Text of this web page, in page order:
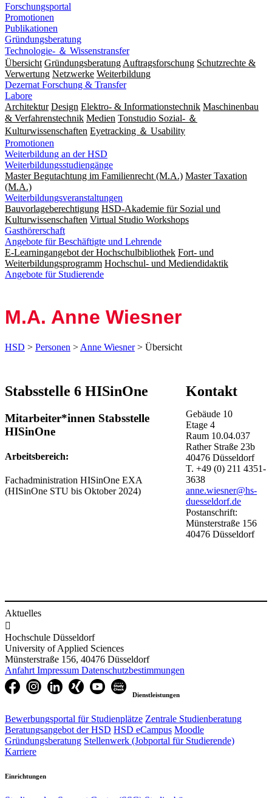
Forschungsportal
Promotionen
Publikationen
Gründungsberatung
Technologie- ＆ Wissenstransfer
Übersicht Gründungsberatung Auftragsforschung Schutzrechte &
Verwertung Netzwerke Weiterbildung
Dezernat Forschung & Transfer
Labore
Architektur Design Elektro- & Informationstechnik Maschinenbau
& Verfahrenstechnik Medien Tonstudio Sozial- ＆
Kulturwissenschaften Eyetracking ＆ Usability
Promotionen
Weiterbildung an der HSD
Weiterbildungsstudiengänge
Master Begutachtung im Familienrecht (M.A.) Master Taxation
(M.A.)
Weiterbildungsveranstaltungen
Bauvorlageberechtigung HSD-Akademie für Sozial und
Kulturwissenschaften Virtual Studio Workshops
Gasthörerschaft
Angebote für Beschäftigte und Lehrende
E-Learningangebot der Hochschulbibliothek Fort- und
Weiterbildungsprogramm Hochschul- und Mediendidaktik
Angebote für Studierende
M.A. Anne Wiesner
HSD > Personen > Anne Wiesner> Übersicht
Stabsstelle 6 HISinOne
Mitarbeiter*innen Stabsstelle
HISinOne
Arbeitsbereich:
Fachadministration HISinOne EXA
(HISinOne STU bis Oktober 2024)
Kontakt
Gebäude 10
Etage4
Raum 10.04.037
Rather Straße 23b
40476Düsseldorf
T.+49 (0) 211 4351-
3638
anne.wiesner@hs-
duesseldorf.de
Postanschrift:
Münsterstraße 156
40476Düsseldorf
Aktuelles

Hochschule Düsseldorf
University of Applied Sciences
Münsterstraße 156, 40476 Düsseldorf
Anfahrt Impressum Datenschutzbestimmungen
Dienstleistungen
Bewerbungsportal für Studienplätze Zentrale Studienberatung
Beratungsangebot der HSD HSD eCampus Moodle
Gründungsberatung Stellenwerk (Jobportal für Studierende)
Karriere
Einrichtungen